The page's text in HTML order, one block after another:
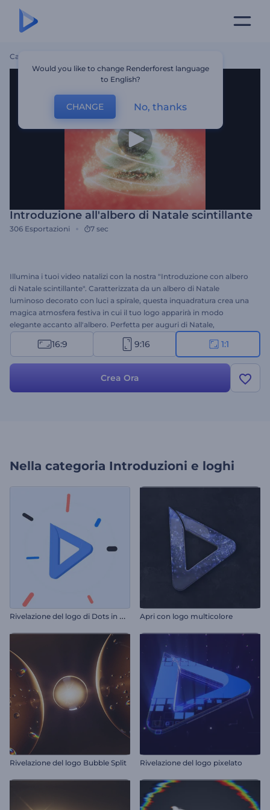
Casa
Introduzione all'albero di Natale scintillante
306 Esportazioni 7 sec
Illumina i tuoi video natalizi con la nostra "Introduzione con albero
di Natale scintillante". Caratterizzata da un albero di Natale
luminoso decorato con luci a spirale, questa inquadratura crea una
magica atmosfera festiva in cui il tuo logo apparirà in modo
elegante accanto all'albero. Perfetta per auguri di Natale,
introduzioni di brand a tema natalizio, spot pubblicitari e altri
progetti. Personalizzala facilmente con il tuo logo, il tuo messaggio
16:9 9:16 1:1
Crea Ora
Nella categoria Introduzioni e loghi
R
ivelazione del logo di Dots in Motion Apri con logo multicolore
Rivelazione del logo Bubble Split Rivelazione del logo pixelato
Would you like to change Renderforest language
to English?
CHANGE No, thanks